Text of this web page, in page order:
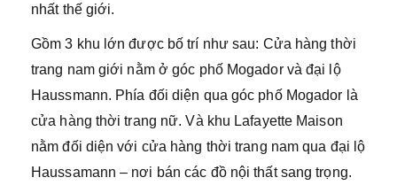
nhất thế giới.
Gồm 3 khu lớn được bố trí như sau: Cửa hàng thời
trang nam giới nằm ở góc phố Mogador và đại lộ
Haussmann. Phía đối diện qua góc phố Mogador là
cửa hàng thời trang nữ. Và khu Lafayette Maison
nằm đối diện với cửa hàng thời trang nam qua đại lộ
Haussamann – nơi bán các đồ nội thất sang trọng.